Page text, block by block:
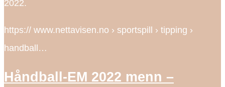
2022.
https:// www.nettavisen.no › sportspill › tipping ›
handball…
Håndball-EM 2022 menn –